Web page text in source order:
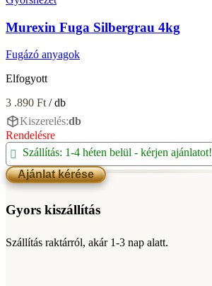
Seidengrau
mennyiség
Murexin Fuga Silbergrau 4kg
Fugázó anyagok
Elfogyott
3 .890 Ft/ db
Kiszerelés:db
Rendelésre
Szállítás: 1-4 héten belül - kérjen ajánlatot!
Ajánlat kérése
Gyors kiszállítás
Szállítás raktárról, akár 1-3 nap alatt.